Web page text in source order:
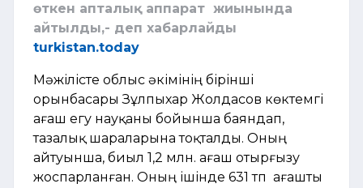
өткен апталық аппарат жиынында
айтылды,- деп хабарлайды
turkistan.today
Мәжілісте облыс әкімінің бірінші
орынбасары Зұлпыхар Жолдасов көктемгі
ағаш егу науқаны бойынша баяндап,
тазалық шараларына тоқталды. Оның
айтуынша, биыл 1,2 млн. ағаш отырғызу
жоспарланған. Оның ішінде 631 түп ағашты